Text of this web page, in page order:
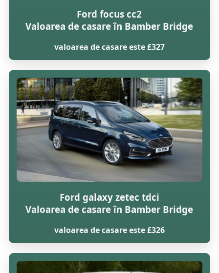
Ford focus cc2
Valoarea de casare în Bamber Bridge
valoarea de casare este £327
Ford galaxy zetec tdci
Valoarea de casare în Bamber Bridge
valoarea de casare este £326